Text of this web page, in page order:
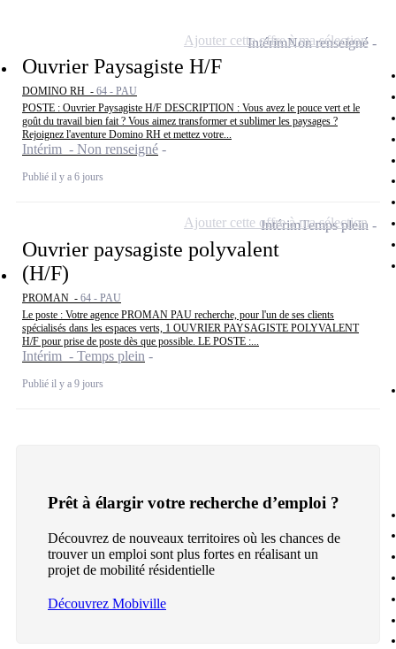
Ouvrier Paysagiste H/F
DOMINO RH - 64 - PAU
POSTE : Ouvrier Paysagiste H/F DESCRIPTION : Vous avez le pouce vert et le
goût du travail bien fait ? Vous aimez transformer et sublimer les paysages ?
Rejoignez l'aventure Domino RH et mettez votre...
Intérim - Non renseigné
Publié il y a 6 jours
IntérimNon renseigné
Ajouter cette offre à ma sélection
Ouvrier paysagiste polyvalent
(H/F)
PROMAN - 64 - PAU
Le poste : Votre agence PROMAN PAU recherche, pour l'un de ses clients
spécialisés dans les espaces verts, 1 OUVRIER PAYSAGISTE POLYVALENT
H/F pour prise de poste dès que possible. LE POSTE :...
Intérim - Temps plein
Publié il y a 9 jours
IntérimTemps plein
Ajouter cette offre à ma sélection
Prêt à élargir votre recherche d’emploi ?
Découvrez de nouveaux territoires où les chances de
trouver un emploi sont plus fortes en réalisant un
projet de mobilité résidentielle
Découvrez Mobiville